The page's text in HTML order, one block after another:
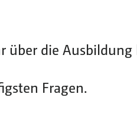
die Ausbildung
Fragen.